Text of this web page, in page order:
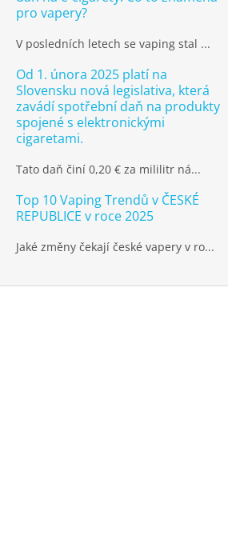
pro vapery?
V posledních letech se vaping stal ...
Od 1. února 2025 platí na
Slovensku nová legislativa, která
zavádí spotřební daň na produkty
spojené s elektronickými
cigaretami.
Tato daň činí 0,20 € za mililitr ná...
Top 10 Vaping Trendů v ČESKÉ
REPUBLICE v roce 2025
Jaké změny čekají české vapery v ro...